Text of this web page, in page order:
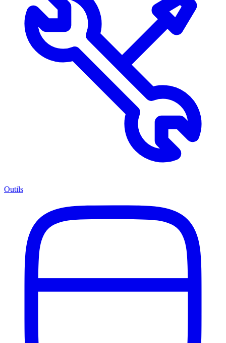
Outils